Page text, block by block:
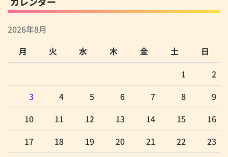
2026年8月
月
火 水 木 金 土
日
1
2
3
4 5 6 7 8
9
10
11 12 13 14 15
16
17
18 19 20 21 22
23